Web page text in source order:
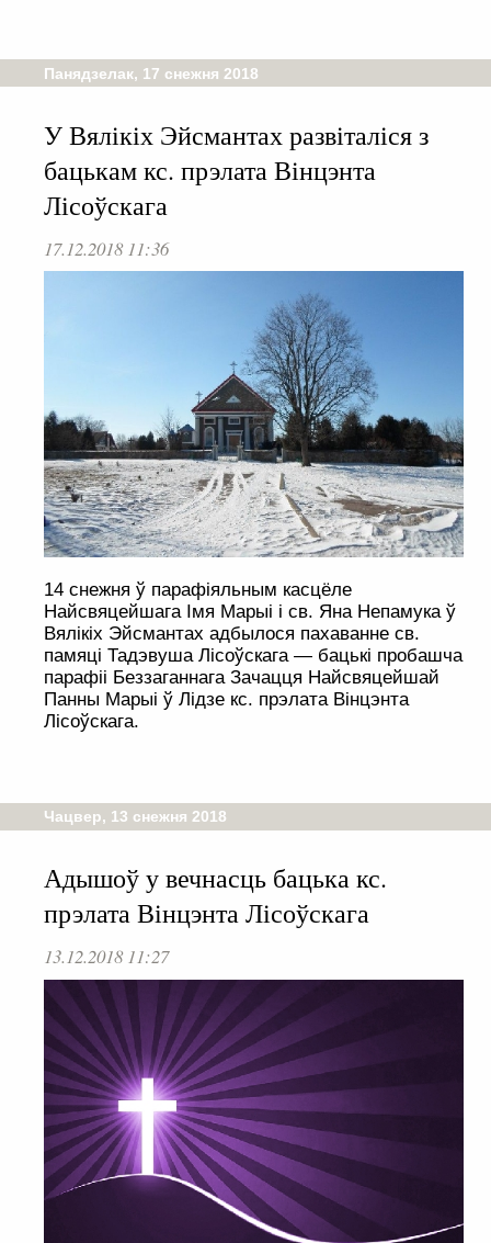
Панядзелак, 17 снежня 2018
У Вялікіх Эйсмантах развіталіся з
бацькам кс. прэлата Вінцэнта
Лісоўскага
17.12.2018 11:36
14 снежня ў парафіяльным касцёле
Найсвяцейшага Імя Марыі і св. Яна Непамука ў
Вялікіх Эйсмантах адбылося пахаванне св.
памяці Тадэвуша Лісоўскага — бацькі пробашча
парафіі Беззаганнага Зачацця Найсвяцейшай
Панны Марыі ў Лідзе кс. прэлата Вінцэнта
Лісоўскага.
Чацвер, 13 снежня 2018
Адышоў у вечнасць бацька кс.
прэлата Вінцэнта Лісоўскага
13.12.2018 11:27